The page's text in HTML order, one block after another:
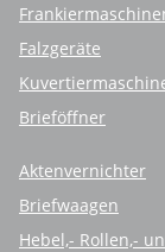
Falzgeräte
Brieföffner
Aktenvernichter
Briefwaagen
Hebel,- Rollen,-